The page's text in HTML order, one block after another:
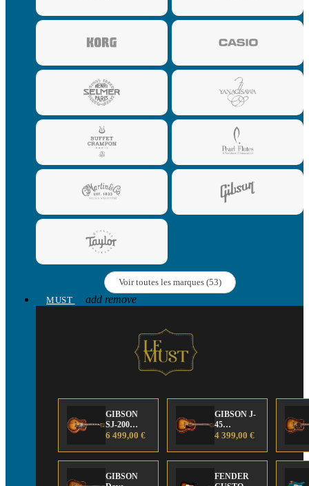
Voir toutes les marques (53)
MUST
add remove
GIBSON
SJ-200
Anniversary
Edition
6 499,00 €
GIBSON J-
45
Anniversary
Edition
4 399,00 €
GIBSON
FENDER